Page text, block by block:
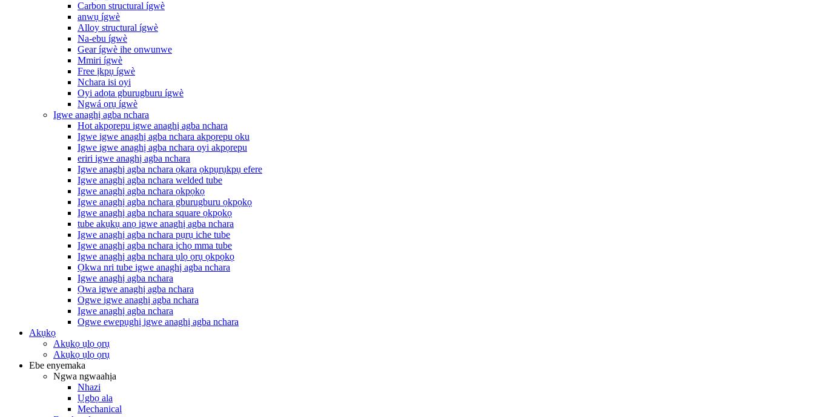
Carbon structural ígwè
anwụ ígwè
Alloy structural ígwè
Na-ebu ígwè
Gear ígwè ihe onwunwe
Mmiri ígwè
Free ịkpụ ígwè
Nchara isi oyi
Oyi adọta gburugburu ígwè
Ngwá ọrụ ígwè
Igwe anaghị agba nchara
Hot akpọrepu igwe anaghị agba nchara
Igwe igwe anaghị agba nchara akpọrepu oku
Igwe igwe anaghị agba nchara oyi akpọrepu
eriri igwe anaghị agba nchara
Igwe anaghị agba nchara ọkara ọkpụrụkpụ efere
Igwe anaghị agba nchara welded tube
Igwe anaghị agba nchara ọkpọkọ
Igwe anaghị agba nchara gburugburu ọkpọkọ
Igwe anaghị agba nchara square ọkpọkọ
tube akụkụ anọ igwe anaghị agba nchara
Igwe anaghị agba nchara pụrụ iche tube
Igwe anaghị agba nchara ịchọ mma tube
Igwe anaghị agba nchara ụlọ ọrụ ọkpọkọ
Ọkwa nri tube igwe anaghị agba nchara
Igwe anaghị agba nchara
Ọwa igwe anaghị agba nchara
Ogwe igwe anaghị agba nchara
Igwe anaghị agba nchara
Ogwe ewepụghị igwe anaghị agba nchara
Akụkọ
Akụkọ ụlọ ọrụ
Akụkọ ụlọ ọrụ
Ebe enyemaka
Ngwa ngwaahịa
Nhazi
Ụgbọ ala
Mechanical